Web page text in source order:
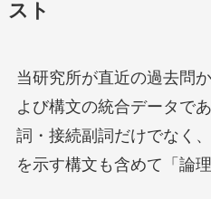
スト
当研究所が直近の過去問
よび構文の統合データで
詞・接続副詞だけでなく
を示す構文も含めて「論